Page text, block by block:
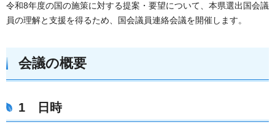
令和8年度の国の施策に対する提案・要望について、本県選出国会議
員の理解と支援を得るため、国会議員連絡会議を開催します。
会議の概要
1 日時